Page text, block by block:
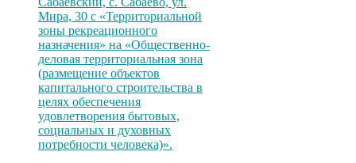
Мира, 30 с «Территориальной
зоны рекреационного
назначения» на «Общественно-
деловая территориальная зона
(размещение объектов
капитального строительства в
целях обеспечения
удовлетворения бытовых,
социальных и духовных
потребности человека)».